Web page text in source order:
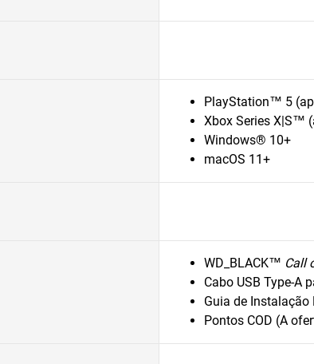
PlayStation™ 5
Xbox Series X|S™
Windows® 10+
macOS 11+
WD_BLACK™ Call
Cabo USB Type-A
Guia de Instalação
Pontos COD (A